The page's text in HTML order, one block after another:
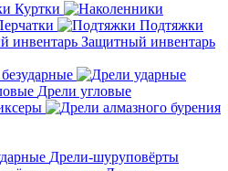
Куртки
Подтяжки
Защитный инвентарь
Дрели угловые
Дрели-шуруповёрты